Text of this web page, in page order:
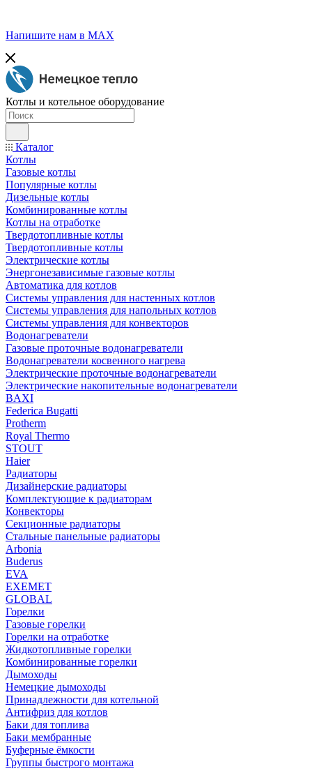
Напишите нам в МАХ
Котлы и котельное оборудование
Каталог
Котлы
Газовые котлы
Популярные котлы
Дизельные котлы
Комбинированные котлы
Котлы на отработке
Твердотопливные котлы
Твердотопливные котлы
Электрические котлы
Энергонезависимые газовые котлы
Автоматика для котлов
Системы управления для настенных котлов
Системы управления для напольных котлов
Системы управления для конвекторов
Водонагреватели
Газовые проточные водонагреватели
Водонагреватели косвенного нагрева
Электрические проточные водонагреватели
Электрические накопительные водонагреватели
BAXI
Federica Bugatti
Protherm
Royal Thermo
STOUT
Haier
Радиаторы
Дизайнерские радиаторы
Комплектующие к радиаторам
Конвекторы
Секционные радиаторы
Стальные панельные радиаторы
Arbonia
Buderus
EVA
EXEMET
GLOBAL
Горелки
Газовые горелки
Горелки на отработке
Жидкотопливные горелки
Комбинированные горелки
Дымоходы
Немецкие дымоходы
Принадлежности для котельной
Антифриз для котлов
Баки для топлива
Баки мембранные
Буферные ёмкости
Группы быстрого монтажа